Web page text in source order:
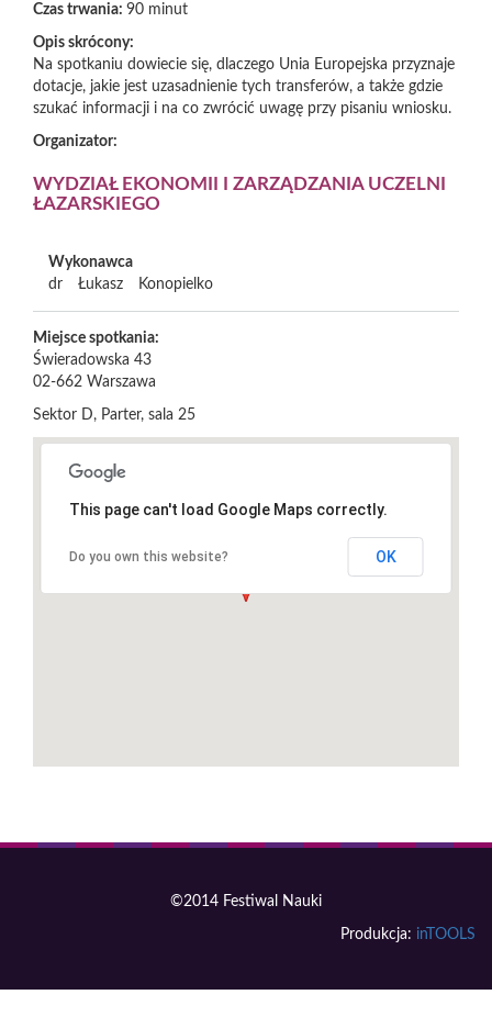
Czas trwania: 90 minut
Opis skrócony:
Na spotkaniu dowiecie się, dlaczego Unia Europejska przyznaje
dotacje, jakie jest uzasadnienie tych transferów, a także gdzie
szukać informacji i na co zwrócić uwagę przy pisaniu wniosku.
Organizator:
WYDZIAŁ EKONOMII I ZARZĄDZANIA UCZELNI
ŁAZARSKIEGO
Wykonawca
dr
Łukasz Konopielko
Miejsce spotkania:
Świeradowska 43
02-662 Warszawa
Sektor D, Parter, sala 25
This page can't load Google Maps correctly.
Do you own this website? OK
©2014 Festiwal Nauki
Produkcja: inTOOLS